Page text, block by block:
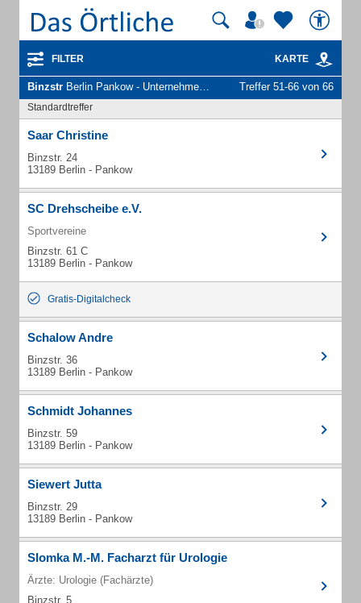
FILTER KARTE
Binzstr Berlin Pankow - Unternehmen und Personen Treffer 51-66 von 66
Standardtreffer
Saar Christine
Binzstr. 24
13189 Berlin - Pankow
SC Drehscheibe e.V.
Sportvereine
Binzstr. 61 C
13189 Berlin - Pankow
Gratis-Digitalcheck
Schalow Andre
Binzstr. 36
13189 Berlin - Pankow
Schmidt Johannes
Binzstr. 59
13189 Berlin - Pankow
Siewert Jutta
Binzstr. 29
13189 Berlin - Pankow
Slomka M.-M. Facharzt für Urologie
Ärzte: Urologie (Fachärzte)
Binzstr. 5